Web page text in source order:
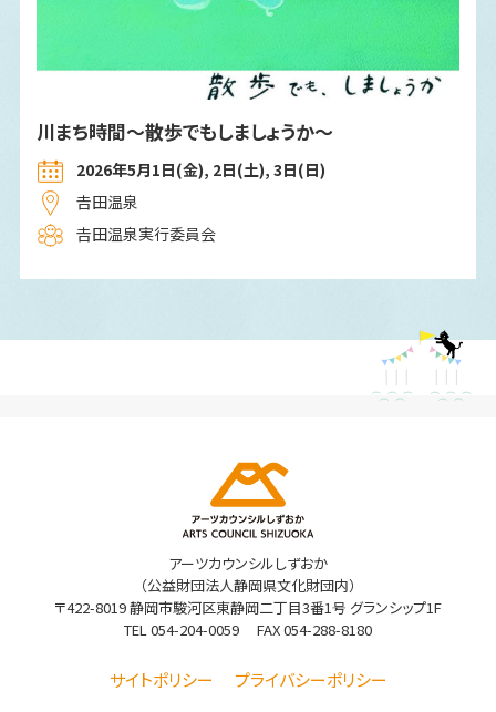
川まち時間～散歩でもしましょうか～
2026年5月1日(金), 2日(土), 3日(日)
𠮷田温泉
𠮷田温泉実行委員会
アーツカウンシルしずおか
（公益財団法人静岡県文化財団内）
〒422-8019 静岡市駿河区東静岡二丁目3番1号 グランシップ1F
TEL 054-204-0059 FAX 054-288-8180
サイトポリシー プライバシーポリシー